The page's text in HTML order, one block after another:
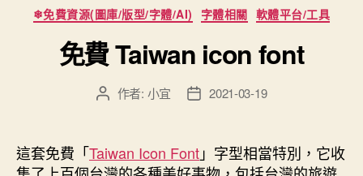
分
類
❄免費資源(圖庫/版型/字體/AI) 字體相關 軟體平台/工具
免費 Taiwan icon font
文
者
作者: 小宜
文
佈
日
2021-03-19
這套免費「Taiwan Icon Font」字型相當特別，它收